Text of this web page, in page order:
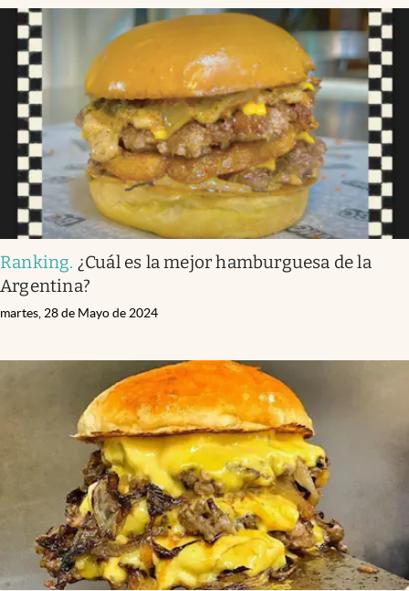
Ranking. ¿Cuál es la mejor hamburguesa de la
Argentina?
martes, 28 de Mayo de 2024